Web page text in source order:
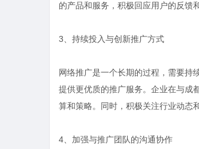
的产品和服务，积极回应用户的反馈
3、持续投入与创新推广方式
网络推广是一个长期的过程，需要持
提供更优质的推广服务。企业在与成
算和策略。同时，积极关注行业动态
4、加强与推广团队的沟通协作